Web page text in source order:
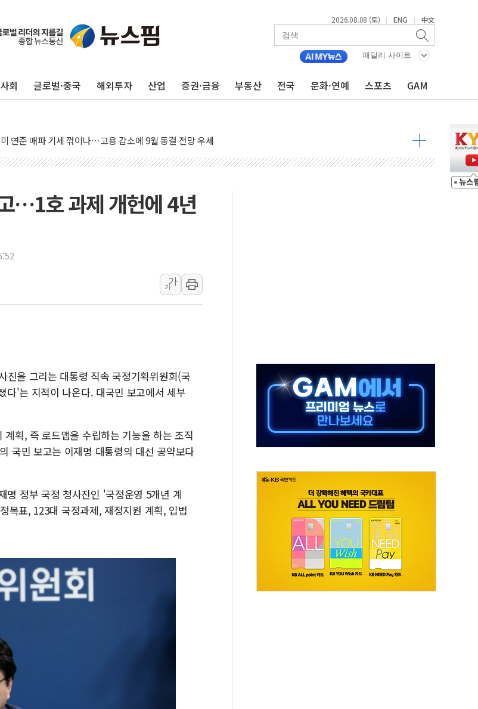
2026.08.08 (토) | ENG | 中文
패밀리 사이트
사회 글로벌·중국 해외투자 산업 증권·금융 부동산 전국 문화·연예 스포츠 GAM
민주, 오늘 제주·인천 경선 결과 발표...'김민석 재역전 vs 정청래 격차 확대'
한상협, 업계 개인정보 보안 새판 짠다…'자율규제단체' 타진
트럼프, 쿡 연준 이사 해임 재추진…"26일까지 의혹 소명" 요구
유럽증시, 美 고용 예상 밖 부진에 연준 금리 인상 가능성 낮아지며 상승… STOXX 600 지수는 나흘 연속 최고치
[종합] 이슬람 수니파 3국, '공동방위협정' 체결… 이스라엘·이란 위협에 맞설 자체 억지력 강화
트럼프, 백신·자폐증 행정명령 검토…"이르면 다음 주"
이란 핵심 원유 수출항 '하르그섬', 최근 1주일 이상 '올스톱'… 美 해상봉쇄 영향
美 고용 쇼크에 엔화 장중 급등…시장은 "또 개입했나" 촉각
[사진] 이슬람 수니파 3개국, 공동방위협정 체결
뉴욕증시 개장 전 특징주...아틀라시안·클라우드플레어·태양광주↑ VS 트레이드데스크·웬디스↓
李 "해남 태양광, 대한민국 다음 100년 밑거름…수도권 집중 완화 전환점"
…1호 과제 개헌에 4년
가
가
을 그리는 대통령 직속 국정기획위원회(국
다'는 지적이 나온다. 대국민 보고에서 세부
획, 즉 로드맵을 수립하는 기능을 하는 조직
국민 보고는 이재명 대통령의 대선 공약보다
명 정부 국정 청사진인 '국정운영 5개년 계
목표, 123대 국정과제, 재정지원 계획, 입법